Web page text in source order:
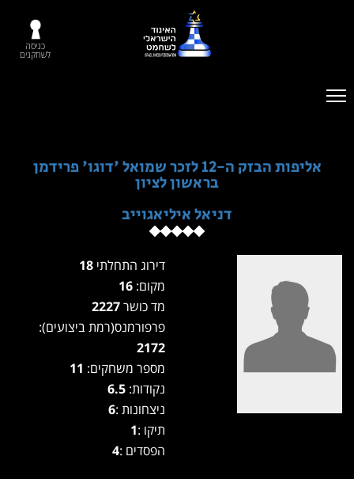
כניסה
לשחקנים
אליפות הבזק ה-12 לזכר שמואל 'דוגו' פרידמן
בראשון לציון
דניאל איליאגוייב
דירוג התחלתי
מקום:
מד כושר
פרפורמנס(רמת ביצועים):
2172
מספר משחקים:
נקודות: 6.5
ניצחונות :6
תיקו :1
הפסדים :4